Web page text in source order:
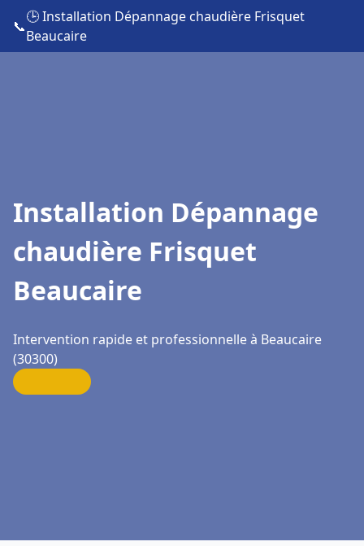
📞
🕒 Installation Dépannage chaudière Frisquet
Beaucaire
Installation Dépannage
chaudière Frisquet
Beaucaire
Intervention rapide et professionnelle à Beaucaire
(30300)